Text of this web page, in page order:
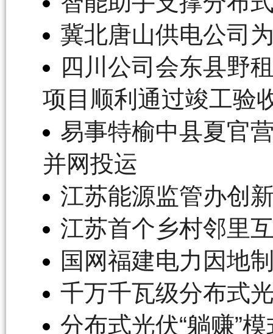
冀北唐山供电公司
四川公司会东县野
项目顺利通过竣工验
易事特榆中县夏官
并网投运
江苏能源监管办创
江苏首个乡村邻里
国网福建电力因地
千万千瓦级分布式
分布式光伏“躺赚”